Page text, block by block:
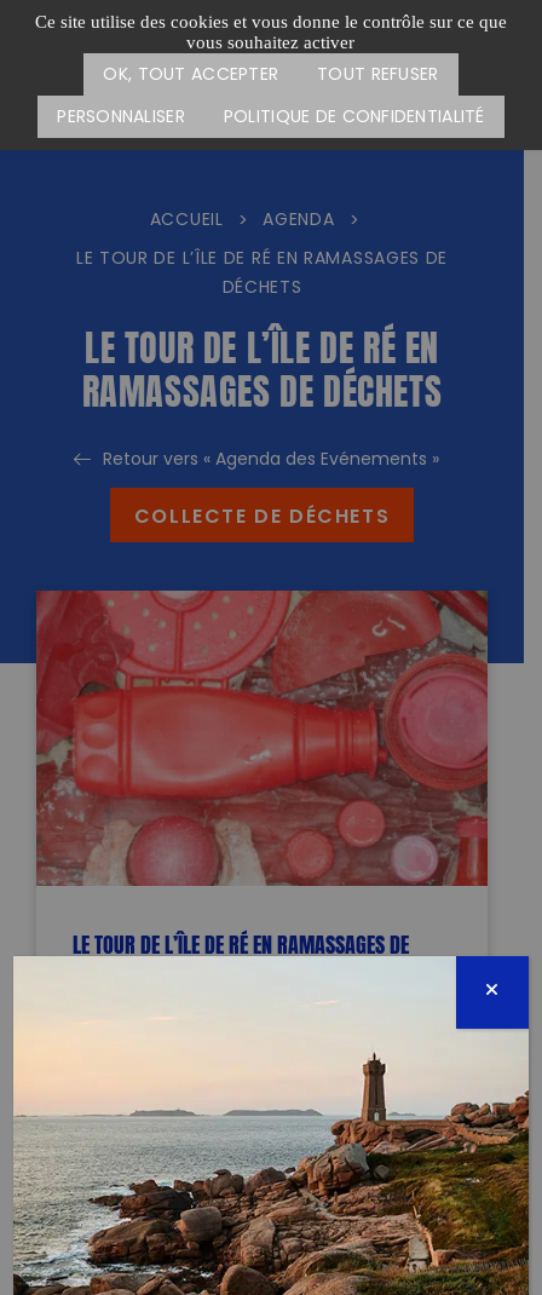
Ce site utilise des cookies et vous donne le contrôle sur ce que
vous souhaitez activer
OK, TOUT ACCEPTER
TOUT REFUSER
PERSONNALISER
POLITIQUE DE CONFIDENTIALITÉ
Passer
Menu
CARTE DES ACTIONS FAIRE UN DON
ACCUEIL > AGENDA
>
LE TOUR DE L’ÎLE DE RÉ EN RAMASSAGES DE
DÉCHETS
LE TOUR DE L’ÎLE DE RÉ EN
RAMASSAGES DE DÉCHETS
Retour vers « Agenda des Evénements »
COLLECTE DE DÉCHETS
LE TOUR DE L’ÎLE DE RÉ EN RAMASSAGES DE
TERMINÉE
26 mars 2023 - 14:00 à 17:00
lapportebonheur@yahoo.fr
0633401951
Évènement proposé par :